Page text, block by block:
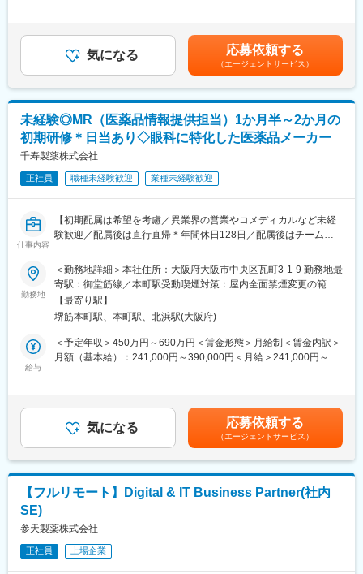
新規先への営業活動を行っています。
目標の達成状況は評価項目の一つですが、達成率以外に、取り組
み内容も踏まえて評価しています。
ビューを行い役員との面談を実施しています。
■組織構成：
12名(40歳～72歳)が在籍しています。
部署や役職を問わず意見や提案が活発な社風です。新しいことへ
の挑戦を歓迎し、一人ひとりが主体的にチャレンジできる環境づ
くりを大切にしています。
また、仕事とプライベートの両立を支援し、ワークライフバラン
スを重視した働きやすい職場づくりに努めています。
践する
■当社の特徴：
韓国セルトリオングループは、韓国株式市場KOSPIに上市してい
るバイオ医薬品を開発・製造する企業の中で、常に時価総額が
Top5のバイオ医薬品の開発及び製造技術に注力しているグループ
です。
当社は、セルトリオングループで開発及び製造しているバイオシ
ミラー＊を含めたバイオ医薬品を日本で販売するため、セルトリ
オングループの日本法人として2014年に設立され、現在、4製品
を販売しており、今後もパイプラインを拡大していきます。
きながら、会社・個人共に成長して行くメンバーを今回募集致し
ます。
＊バイオシミラー：先行バイオ医薬品と同等/同質の品質、安全性
品。
セルトリオンは、抗体医薬品のバイオシミラーを世界規模で研究
開発から臨床試験、規制関連業務、製造、流通まで、バイオ医薬
品事業の全プロセスに対応するワンストップソリューションを提
供することで、世界中の患者様にバイオ医薬品の新しい治療の選
択肢をお届けしています。
残業手当＞有＜給与補足＞※年収は経験に応じて決定します。年収
には営業手当を含みます。※固定残業代は、時間外労働の有無に関
わらず40時間分が付きます。※別途営業日当支給（2,000円/日）賃
金はあくまでも目安の金額であり、選考を通じて上下する可能性
があります。月給(月額)は固定手当を含めた表記です。
気になる 応募依頼する
（エージェントサービス）
未経験◎MR（医薬品情報提供担当）1か月半～2か月の
初期研修＊日当あり◇眼科に特化した医薬品メーカー
千寿製薬株式会社
正社員 職種未経験歓迎 業種未経験歓迎
仕事内容
【初期配属は希望を考慮／異業界の営業やコメディカルなど未経
験歓迎／配属後は直行直帰＊年間休日128日／配属後はチーム制
■職務内容：
医薬品の情報提供担当（MR）として、ドクターや医薬品卸へ訪
問、当社製品の提案・販売をお任せします。
＜具体的な業務内容＞
◎訪問先：主に大学病院や眼科クリニック
・医薬品に関する情報提供活動
└クリニック向けに勉強会なども実施します
・販売代理店を訪問し、代理店担当者との関係構築、製品PR、顧
【MRとは】
品の情報の提供や収集を行います。同時に、医療現場から得た情
報を正しく、タイムリーに医療関係者に伝達することもMRの役割
です。
勤務地
＜勤務地詳細＞本社住所：大阪府大阪市中央区瓦町3-1-9 勤務地最
寄駅：御堂筋線／本町駅受動喫煙対策：屋内全面禁煙変更の範
囲：会社の定める事業所
【最寄り駅】
堺筋本町駅、本町駅、北浜駅(大阪府)
給与
＜予定年収＞450万円～690万円＜賃金形態＞月給制＜賃金内訳＞
月額（基本給）：241,000円～390,000円＜月給＞241,000円～
も目安の金額であり、選考を通じて上下する可能性があります。
月給(月額)は固定手当を含めた表記です。
気になる 応募依頼する
（エージェントサービス）
【フルリモート】Digital & IT Business Partner(社内
SE)
参天製薬株式会社
正社員 上場企業